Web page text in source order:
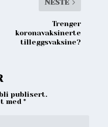
NESTE
Trenger
koronavaksinerte
tilleggsvaksine?
publisert.
med*